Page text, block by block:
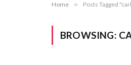
Home » Posts Tagged
BROWSING: